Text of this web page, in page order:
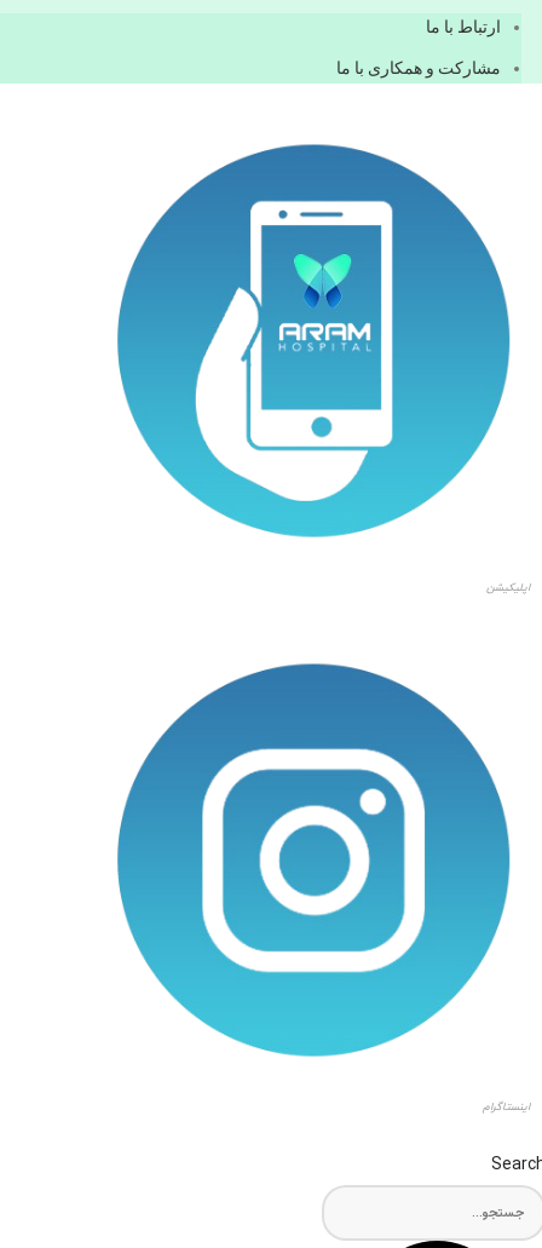
ارتباط با ما
مشاركت و همكاری با ما
اپلیکیشن
اینستاگرام